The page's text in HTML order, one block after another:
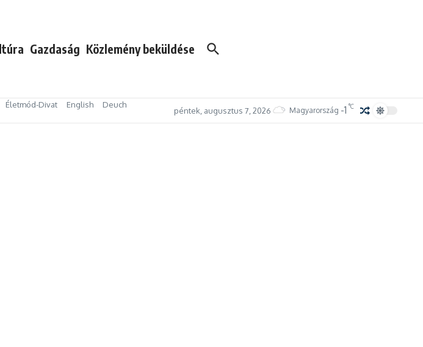
Gazdaság Közlemény beküldése
Életmód-Divat English
Deuch
péntek, augusztus 7, 2026 Magyarország -1 °C